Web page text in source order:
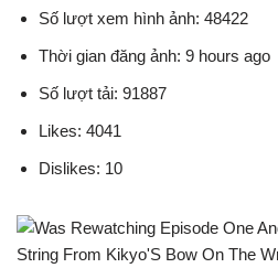
Số lượt xem hình ảnh: 48422
Thời gian đăng ảnh: 9 hours ago
Số lượt tải: 91887
Likes: 4041
Dislikes: 10